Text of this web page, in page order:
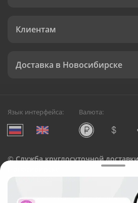
Клиентам
Доставка в Новосибирске
Язык интерфейса: Валюта:
©Служба круглосуточной
Русский Букет, 2026
Общество с ограниченной